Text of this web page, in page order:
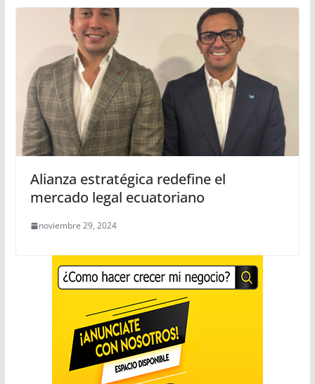
Alianza estratégica redefine el
mercado legal ecuatoriano
noviembre 29, 2024